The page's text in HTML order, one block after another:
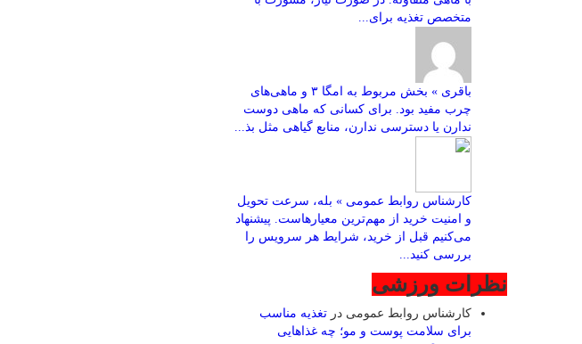
متخصص تغذیه برای...
باقری » بخش مربوط به امگا ۳ و ماهی‌های
چرب مفید بود. برای کسانی که ماهی دوست
ندارن یا دسترسی ندارن، منابع گیاهی مثل بذ...
کارشناس روابط عمومی » بله، سرعت تحویل
و امنیت خرید از مهم‌ترین معیارهاست. پیشنهاد
می‌کنیم قبل از خرید، شرایط هر سرویس را
بررسی کنید...
نظرات ورزشی
کارشناس روابط عمومی درتغذیه مناسب
برای سلامت پوست و مو؛ چه غذاهایی